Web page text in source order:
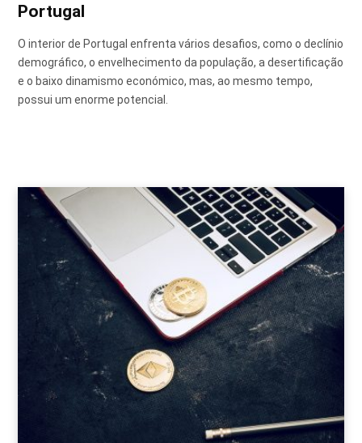
Portugal
O interior de Portugal enfrenta vários desafios, como o declínio
demográfico, o envelhecimento da população, a desertificação
e o baixo dinamismo económico, mas, ao mesmo tempo,
possui um enorme potencial.